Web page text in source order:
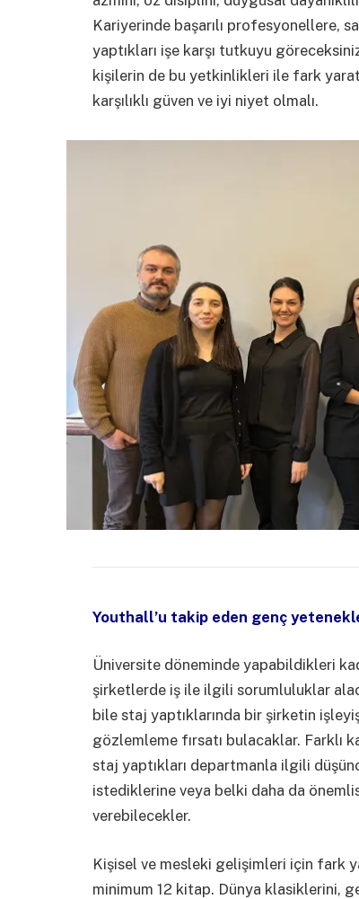
Kariyerinde başarılı profesyonellere,
yaptıkları işe karşı tutkuyu
kişilerin de bu yetkinlikleri ile fark
karşılıklı güven ve iyi niyet olmalı.
Youthall’u takip eden genç
Üniversite döneminde yapabildikleri
şirketlerde iş ile ilgili sorumluluklar
bile staj yaptıklarında bir şirketin
gözlemleme fırsatı bulacaklar. Farklı
staj yaptıkları departmanla ilgili
istediklerine veya belki daha da
verebilecekler.
Kişisel ve mesleki gelişimleri için fark
minimum 12 kitap. Dünya klasiklerini,